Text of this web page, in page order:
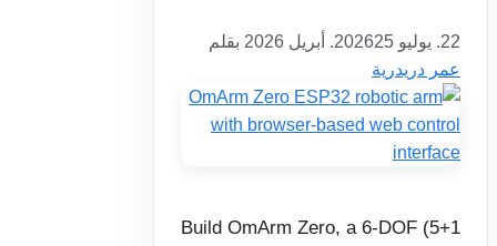
22. يوليو 2026 25. أبريل 2026
بقلم
عمر دريدرية
Build OmArm Zero, a 6-DOF (5+1